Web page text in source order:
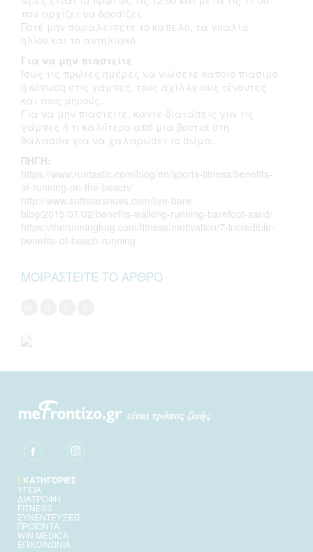
που αρχίζει να δροσίζει.
Ποτέ μην παραλείπετε το καπέλο, τα γυαλιά
ηλίου και το αντηλιακό.
Για να μην πιαστείτε
Ίσως τις πρώτες ημέρες να νιώσετε κάποιο πιάσιμο
ή κόπωση στις γάμπες, τους αχίλλειους τένοντες
και τους μηρούς.
Για να μην πιαστείτε, κάντε διατάσεις για τις
γάμπες ή τι καλύτερο από μια βουτιά στη
θάλασσα για να χαλαρώσει το σώμα.
ΠΗΓΗ:
https://www.runtastic.com/blog/en/sports-fitness/benefits-
of-running-on-the-beach/
http://www.softstarshoes.com/live-bare-
blog/2015/07/02/benefits-walking-running-barefoot-sand/
https://therunningbug.com/fitness/motivation/7-incredible-
benefits-of-beach-running
ΜΟΙΡΑΣΤΕΙΤΕ ΤΟ ΑΡΘΡΟ
| ΚΑΤΗΓΟΡΙΕΣ
ΥΓΕΙΑ
ΔΙΑΤΡΟΦΗ
FITNESS
ΣΥΝΕΝΤΕΥΞΕΙΣ
ΠΡΟΪΟΝΤΑ
WIN MEDICA
ΕΠΙΚΟΙΝΩΝΙΑ